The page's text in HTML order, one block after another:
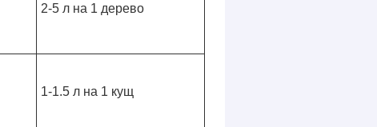
2-5 л на 1 дерево
1-1.5 л на 1 кущ